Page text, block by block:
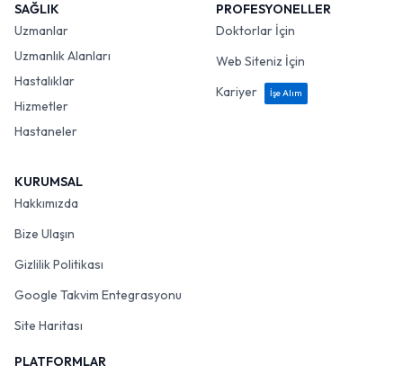
SAĞLIK
Uzmanlar
Uzmanlık Alanları
Hastalıklar
Hizmetler
Hastaneler
PROFESYONELLER
Doktorlar İçin
Web Siteniz İçin
Kariyer
İşe Alım
KURUMSAL
Hakkımızda
Bize Ulaşın
Gizlilik Politikası
Google Takvim Entegrasyonu
Site Haritası
PLATFORMLAR